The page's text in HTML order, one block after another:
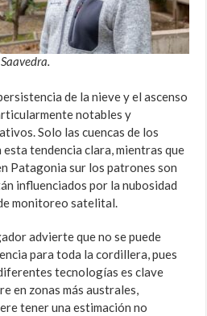
de la nieve y el ascenso
notables y
Solo las cuencas de los
tendencia clara, mientras que
Patagonia sur los patrones son
influenciados por la nubosidad
monitoreo satelital.
advierte que no se puede
para toda la cordillera, pues
tecnologías es clave
en zonas más australes,
tener una estimación no